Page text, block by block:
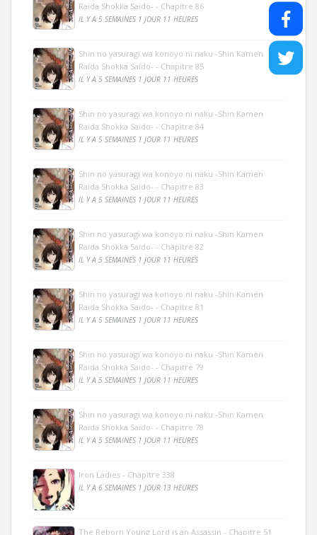
Raida Shokka Saido- - Chapitre 86
IL Y A 5 SEMAINES 1 JOUR 11 HEURES
Shin no yasuragi wa konoyo ni naku -Shin Kamen
Raida Shokka Saido- - Chapitre 85
IL Y A 5 SEMAINES 1 JOUR 11 HEURES
Shin no yasuragi wa konoyo ni naku -Shin Kamen
Raida Shokka Saido- - Chapitre 84
IL Y A 5 SEMAINES 1 JOUR 11 HEURES
Shin no yasuragi wa konoyo ni naku -Shin Kamen
Raida Shokka Saido- - Chapitre 83
IL Y A 5 SEMAINES 1 JOUR 11 HEURES
Shin no yasuragi wa konoyo ni naku -Shin Kamen
Raida Shokka Saido- - Chapitre 82
IL Y A 5 SEMAINES 1 JOUR 11 HEURES
Shin no yasuragi wa konoyo ni naku -Shin Kamen
Raida Shokka Saido- - Chapitre 81
IL Y A 5 SEMAINES 1 JOUR 11 HEURES
Shin no yasuragi wa konoyo ni naku -Shin Kamen
Raida Shokka Saido- - Chapitre 79
IL Y A 5 SEMAINES 1 JOUR 11 HEURES
Shin no yasuragi wa konoyo ni naku -Shin Kamen
Raida Shokka Saido- - Chapitre 78
IL Y A 5 SEMAINES 1 JOUR 11 HEURES
Iron Ladies - Chapitre 338
IL Y A 6 SEMAINES 1 JOUR 13 HEURES
The Reborn Young Lord is an Assassin - Chapitre 51